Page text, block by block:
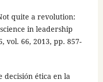
quite a revolution:
in leadership
vol. 66, 2013, pp. 857-
decisión ética en la